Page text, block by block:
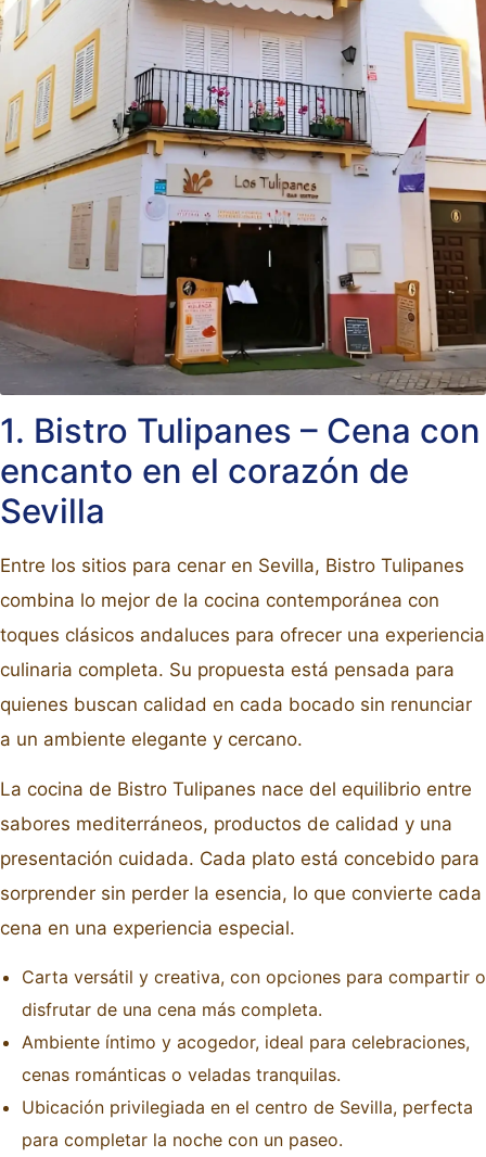
1. Bistro Tulipanes – Cena con
encanto en el corazón de
Sevilla
Entre los sitios para cenar en Sevilla, Bistro Tulipanes
combina lo mejor de la cocina contemporánea con
toques clásicos andaluces para ofrecer una experiencia
culinaria completa. Su propuesta está pensada para
quienes buscan calidad en cada bocado sin renunciar
a un ambiente elegante y cercano.
La cocina de Bistro Tulipanes nace del equilibrio entre
sabores mediterráneos, productos de calidad y una
presentación cuidada. Cada plato está concebido para
sorprender sin perder la esencia, lo que convierte cada
cena en una experiencia especial.
Carta versátil y creativa, con opciones para compartir o
disfrutar de una cena más completa.
Ambiente íntimo y acogedor, ideal para celebraciones,
cenas románticas o veladas tranquilas.
Ubicación privilegiada en el centro de Sevilla, perfecta
para completar la noche con un paseo.